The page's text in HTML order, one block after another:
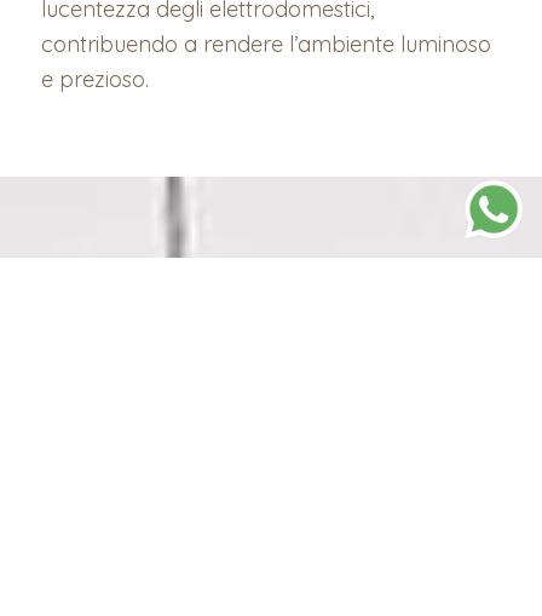
lucentezza degli elettrodomestici,
contribuendo a rendere l’ambiente luminoso
e prezioso.